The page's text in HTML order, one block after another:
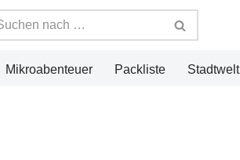
Mikroabenteuer Packliste Stadtwelt